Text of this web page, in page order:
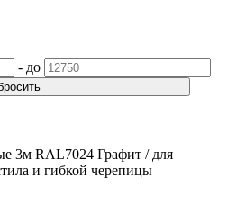
- до
3м RAL7024 Графит / для
и гибкой черепицы